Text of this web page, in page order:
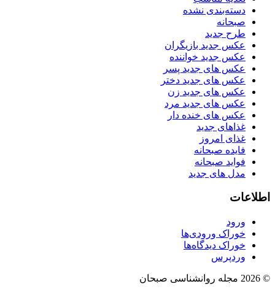
دسته‌بندی نشده
صبحانه
طرح جدید
عکس جدید بازیگران
عکس جدید خواننده
عکس های جدید پسر
عکس های جدید دختر
عکس های جدید زن
عکس های جدید مرد
عکس های خنده دار
غذاهای جدید
غذای امروز
فایده صبحانه
فواید صبحانه
مدل های جدید
اطلاعات
ورود
خوراک ورودی‌ها
خوراک دیدگاه‌ها
وردپرس
© 2026 مجله روانشناسی صبحان